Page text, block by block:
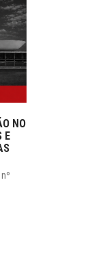
NO
E